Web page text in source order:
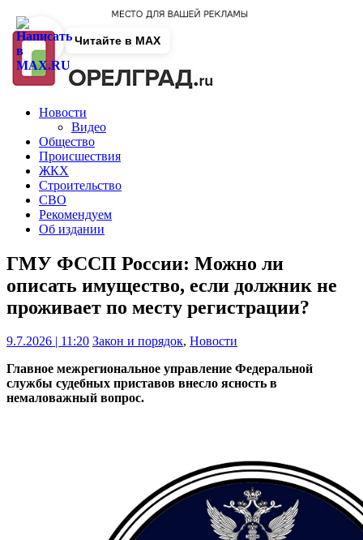
Новости
Видео
Общество
Происшествия
ЖКХ
Строительство
СВО
Рекомендуем
Об издании
ГМУ ФССП России: Можно ли
описать имущество, если должник не
проживает по месту регистрации?
9.7.2026 | 11:20 Закон и порядок, Новости
Главное межрегиональное управление Федеральной
службы судебных приставов внесло ясность в
немаловажный вопрос.
Читайте в MAX